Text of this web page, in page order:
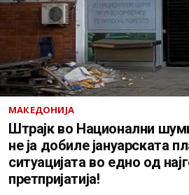
МАКЕДОНИЈА
Штрајк во Национални
не ја добиле јануарската
ситуацијата во едно од
претпријатија!